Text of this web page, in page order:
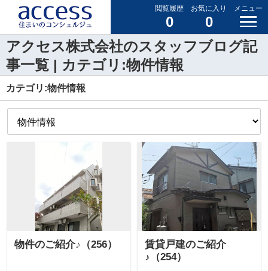
閲覧履歴
0
お気に入り
0
メニュー
アクセス株式会社のスタッフブログ記
事一覧 | カテゴリ:物件情報
カテゴリ:物件情報
物件のご紹介♪（256）
賃貸戸建のご紹介
♪（254）